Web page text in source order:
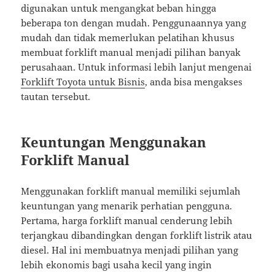
digunakan untuk mengangkat beban hingga
beberapa ton dengan mudah. Penggunaannya yang
mudah dan tidak memerlukan pelatihan khusus
membuat forklift manual menjadi pilihan banyak
perusahaan. Untuk informasi lebih lanjut mengenai
Forklift Toyota untuk Bisnis, anda bisa mengakses
tautan tersebut.
Keuntungan Menggunakan
Forklift Manual
Menggunakan forklift manual memiliki sejumlah
keuntungan yang menarik perhatian pengguna.
Pertama, harga forklift manual cenderung lebih
terjangkau dibandingkan dengan forklift listrik atau
diesel. Hal ini membuatnya menjadi pilihan yang
lebih ekonomis bagi usaha kecil yang ingin